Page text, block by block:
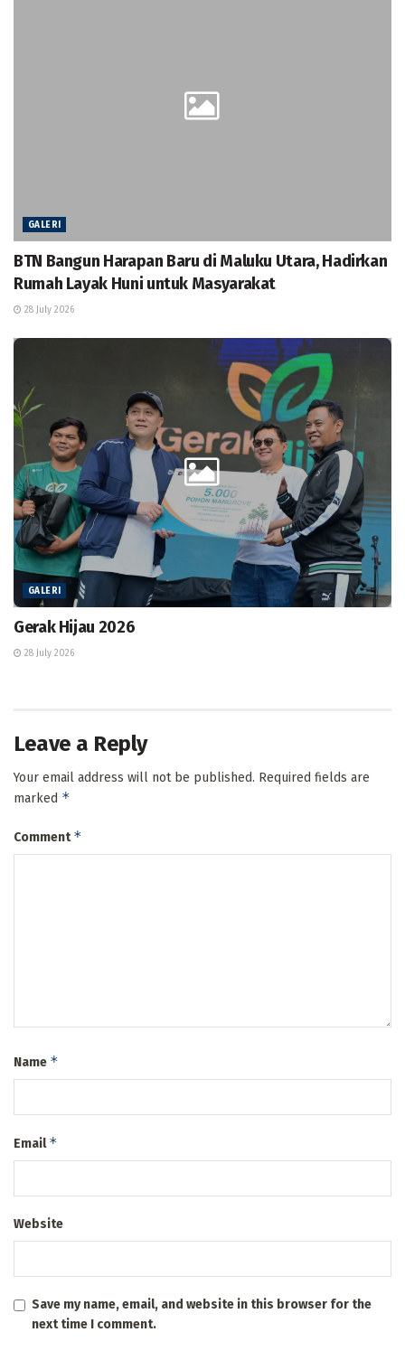
GALERI
BTN Bangun Harapan Baru di Maluku Utara, Hadirkan
Rumah Layak Huni untuk Masyarakat
28 July 2026
GALERI
Gerak Hijau 2026
28 July 2026
Leave a Reply
Your email address will not be published. Required fields are
marked *
Comment*
Name *
Email*
Website
Save my name, email, and website in this browser for the
next time I comment.